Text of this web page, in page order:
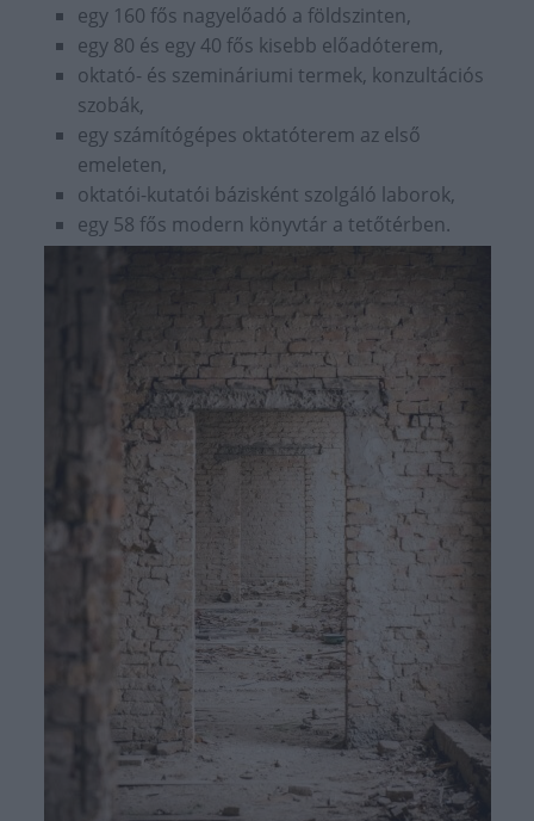
egy 160 fős nagyelőadó a földszinten,
egy 80 és egy 40 fős kisebb előadóterem,
oktató- és szemináriumi termek, konzultációs
szobák,
egy számítógépes oktatóterem az első
emeleten,
oktatói-kutatói bázisként szolgáló laborok,
egy 58 fős modern könyvtár a tetőtérben.